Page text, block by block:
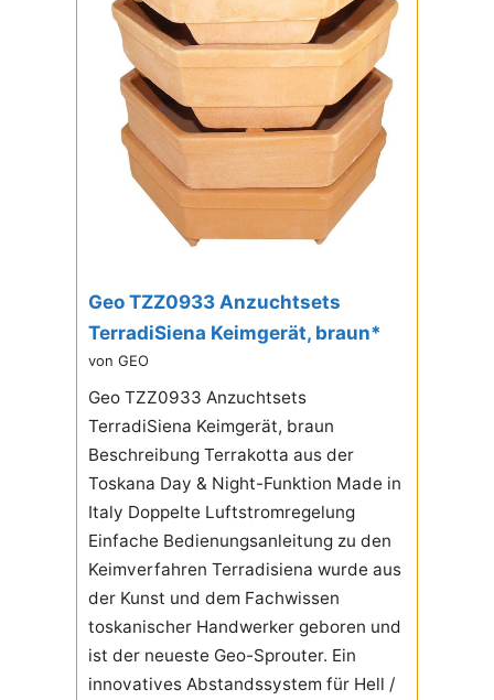
Geo TZZ0933 Anzuchtsets
TerradiSiena Keimgerät, braun*
von GEO
Geo TZZ0933 Anzuchtsets
TerradiSiena Keimgerät, braun
Beschreibung Terrakotta aus der
Toskana Day & Night-Funktion Made in
Italy Doppelte Luftstromregelung
Einfache Bedienungsanleitung zu den
Keimverfahren Terradisiena wurde aus
der Kunst und dem Fachwissen
toskanischer Handwerker geboren und
ist der neueste Geo-Sprouter. Ein
innovatives Abstandssystem für Hell /